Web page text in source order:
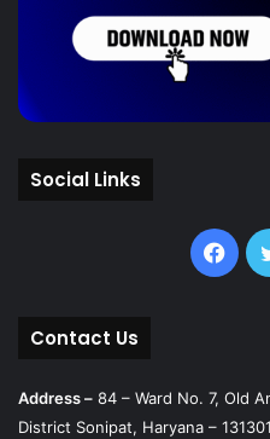
Social Links
Contact Us
Address – 84 – Ward No. 7, Old
District Sonipat, Haryana – 131301